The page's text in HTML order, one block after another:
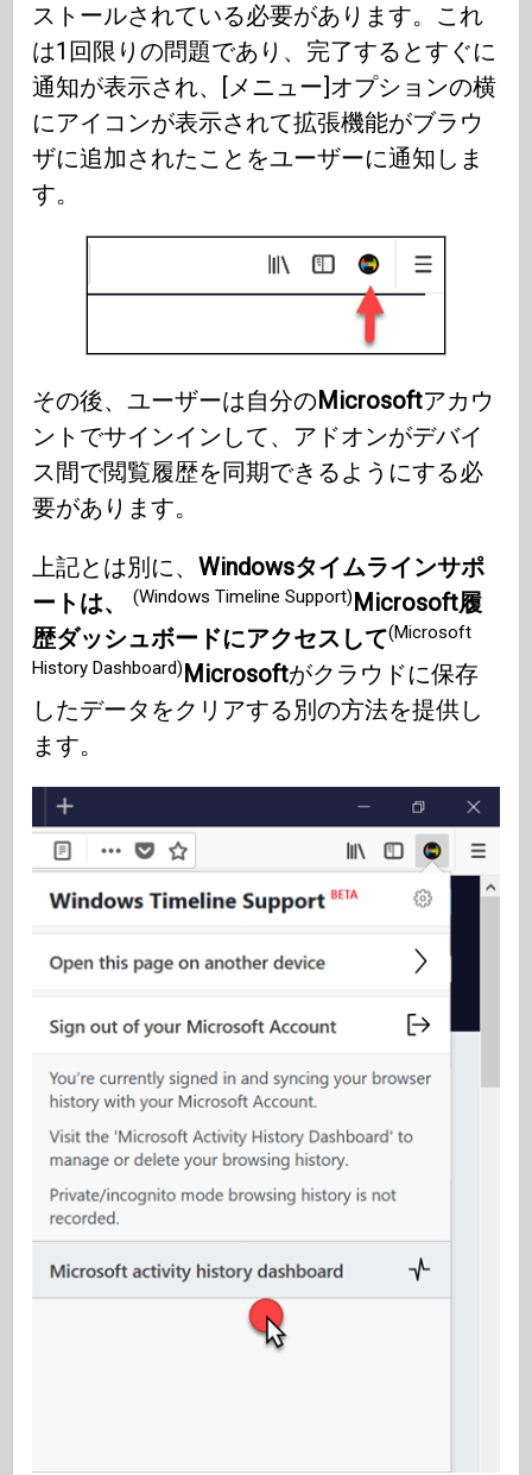
ストールされている必要があります。これ
は1回限りの問題であり、完了するとすぐに
通知が表示され、[メニュー]オプションの横
にアイコンが表示されて拡張機能がブラウ
ザに追加されたことをユーザーに通知しま
す。
その後、ユーザーは自分の Microsoftアカウ
ントでサインインして、アドオンがデバイ
ス間で閲覧履歴を同期できるようにする必
要があります。
上記とは別に、Windowsタイムラインサポ
ートは、(Windows Timeline Support) Microsoft履
歴ダッシュボードにアクセスして(Microsoft
History Dashboard) Microsoftがクラウドに保存
したデータをクリアする別の方法を提供し
ます。